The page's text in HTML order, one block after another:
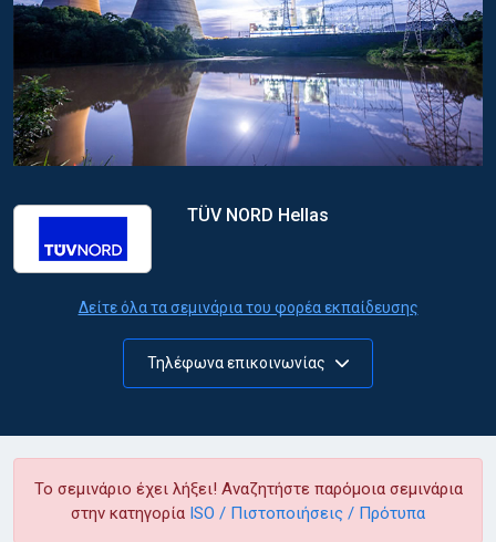
TÜV NORD Hellas
Δείτε όλα τα σεμινάρια του φορέα εκπαίδευσης
Τηλέφωνα επικοινωνίας
Το σεμινάριο έχει λήξει! Αναζητήστε παρόμοια σεμινάρια
στην κατηγορία ISO / Πιστοποιήσεις / Πρότυπα